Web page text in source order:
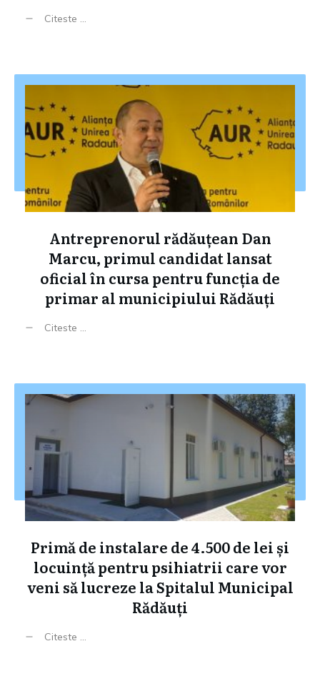
Citeste ...
Antreprenorul rădăuțean Dan
Marcu, primul candidat lansat
oficial în cursa pentru funcția de
primar al municipiului Rădăuți
Citeste ...
Primă de instalare de 4.500 de lei și
locuință pentru psihiatrii care vor
veni să lucreze la Spitalul Municipal
Rădăuți
Citeste ...